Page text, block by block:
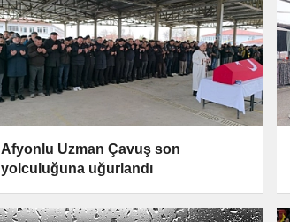
Afyonlu Uzman Çavuş son
yolculuğuna uğurlandı